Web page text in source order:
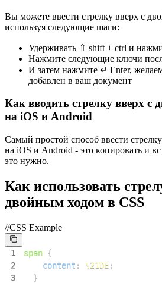
Вы можете ввести стрелку вверх с
используя следующие шаги:
Удерживать ⇧ shift + ctrl и
Нажмите следующие ключи
И затем нажмите ↵ Enter,
добавлен в ваш документ
Как вводить стрелку вверх
на iOS и Android
Самый простой способ ввести
на iOS и Android - это копировать и
это нужно.
Как использовать
двойным ходом в CSS
//CSS Example
1 span {
2
content : \21DE;
3
}